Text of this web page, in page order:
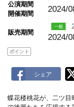
公演期間
開催期間
2024/
販売期間
2024/
ポイント
蝶花楼桃花が、二ツ